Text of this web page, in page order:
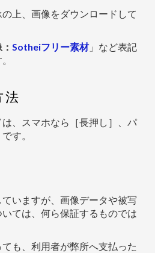
上、画像をダウンロードして
Sotheiフリー素材」など表記
法
、スマホなら［長押し］、パ
す。
いますが、画像データや被写
ては、何ら保証するものでは
も、利用者が弊所へ支払った